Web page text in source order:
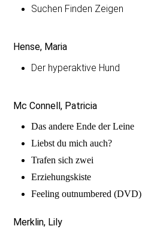
Suchen Finden Zeigen
Hense, Maria
Der hyperaktive Hund
Mc Connell, Patricia
Das andere Ende der Leine
Liebst du mich auch?
Trafen sich zwei
Erziehungskiste
Feeling outnumbered (DVD)
Merklin, Lily